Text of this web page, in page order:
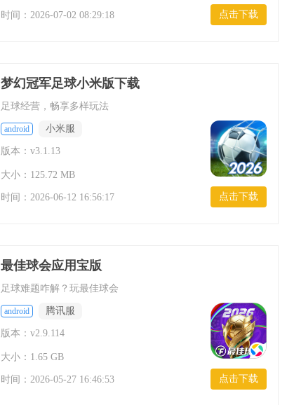
时间： 2026-07-02 08:29:18 点击下载
梦幻冠军足球小米版下载
足球经营，畅享多样玩法
android 小米服
版本：v3.1.13
大小：125.72 MB
时间： 2026-06-12 16:56:17 点击下载
最佳球会应用宝版
足球难题咋解？玩最佳球会
android 腾讯服
版本：v2.9.114
大小：1.65 GB
时间： 2026-05-27 16:46:53 点击下载